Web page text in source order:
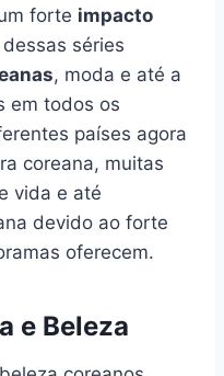
forte impacto
séries
, moda e até a
em todos os
países agora
coreana, muitas
vida e até
devido ao forte
oferecem.
e Beleza